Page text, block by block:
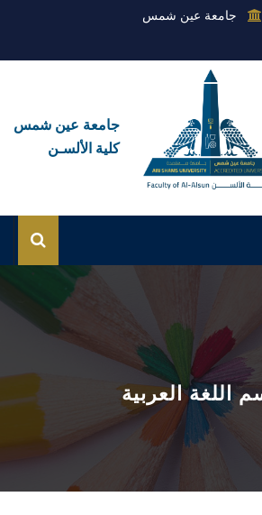
جامعة عين شمس
جامعة عين شمس
كلية الألسـن
عن الكلية
القطاعات
الأقسام
برامج الساعات المعتمدة
اللغة العربية